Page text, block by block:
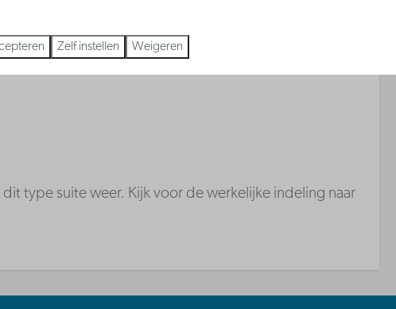
type suite weer. Kijk voor de werkelijke indeling naar
Zelf instellen Weigeren